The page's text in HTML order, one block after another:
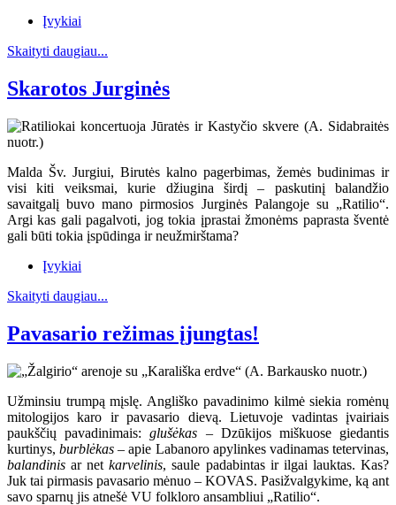
Įvykiai
Skaityti daugiau...
Skarotos Jurginės
Malda Šv. Jurgiui, Birutės kalno pagerbimas, žemės budinimas ir
visi kiti veiksmai, kurie džiugina širdį – paskutinį balandžio
savaitgalį buvo mano pirmosios Jurginės Palangoje su „Ratilio“.
Argi kas gali pagalvoti, jog tokia įprastai žmonėms paprasta šventė
gali būti tokia įspūdinga ir neužmirštama?
Įvykiai
Skaityti daugiau...
Pavasario režimas įjungtas!
Užminsiu trumpą mįslę. Angliško pavadinimo kilmė siekia romėnų
mitologijos karo ir pavasario dievą. Lietuvoje vadintas įvairiais
paukščių pavadinimais:glušėkas – Dzūkijos miškuose giedantis
kurtinys,burblėkas– apie Labanoro apylinkes vadinamas tetervinas,
balandinisar netkarvelinis, saule padabintas ir ilgai lauktas. Kas?
Juk tai pirmasis pavasario mėnuo – KOVAS. Pasižvalgykime, ką ant
savo sparnų jis atnešė VU folkloro ansambliui „Ratilio“.